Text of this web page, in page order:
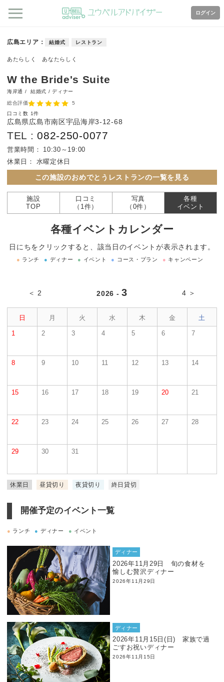
ログイン
広島エリア 結婚式 レストラン
あたらしく あなたらしく
W the Bride's Suite
海岸通 / 結婚式 / ディナー
総合評価
5
口コミ数 1件
広島県広島市南区宇品海岸3-12-68
TEL :082-250-0077
営業時間：
10:30～19:00
休業日：
水曜定休日
この施設のおめでとうレストランの一覧を見る
施設
TOP
口コミ
（1件）
写真
（0件）
各種
イベント
各種イベントカレンダー
日にちをクリックすると、該当日のイベントが表示されます。
● ランチ ● ディナー ● イベント ● コース・プラン ● キャンペーン
＜ 2 2026 -3 4 ＞
日 月 火 水 木 金 土
1 2 3 4 5 6 7
8 9 10 11 12 13 14
15 16 17 18 19 20 21
22 23 24 25 26 27 28
29 30 31
休業日 昼貸切り 夜貸切り 終日貸切
開催予定のイベント一覧
● ランチ ● ディナー ● イベント
ディナー
2026年11月29日 旬の食材を
愉しむ贅沢ディナー
2026年11月29日
ディナー
2026年11月15日(日) 家族で過
ごすお祝いディナー
2026年11月15日